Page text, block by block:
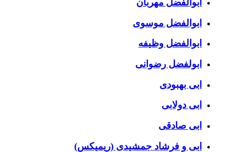
ابوالفضل مهربان
ابوالفضل موسوی
ابوالفضل وظیفه
ابولفضل رضوانی
ابی بهبودی
ابی دولابی
ابی صادقی
ابی و فرشاد جمشیدی (ریمیکس)